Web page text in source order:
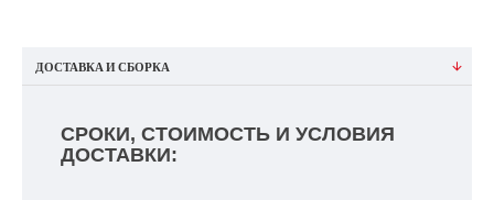
ДОСТАВКА И СБОРКА
СРОКИ, СТОИМОСТЬ И УСЛОВИЯ
ДОСТАВКИ: